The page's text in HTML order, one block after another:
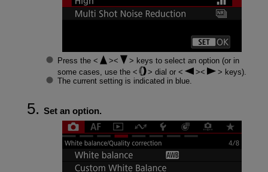
Press the
keys to select an option (or in
some cases, use the
dial or
keys).
The current setting is indicated in blue.
Set an option.